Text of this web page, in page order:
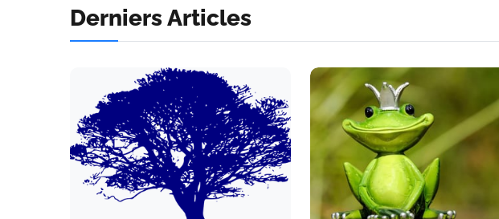
Derniers Articles